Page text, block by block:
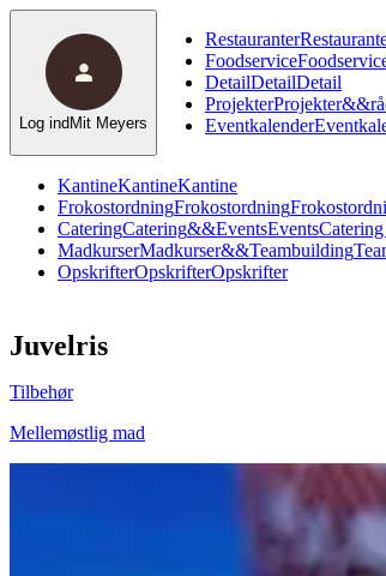
KantineKantineKantine
FrokostordningFrokostordning
CateringCatering&&EventsEvents
MadkurserMadkurser&&Teambuilding
OpskrifterOpskrifterOpskrifter
Restauranter
Foodservice
DetailDetailDetail
ProjekterProjekter&&
Eventkalender
Log ind Mit Meyers
Juvelris
Tilbehør
Mellemøstlig mad